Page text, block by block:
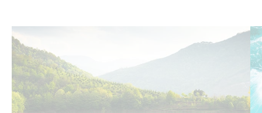
Avanti
a
leggere
a